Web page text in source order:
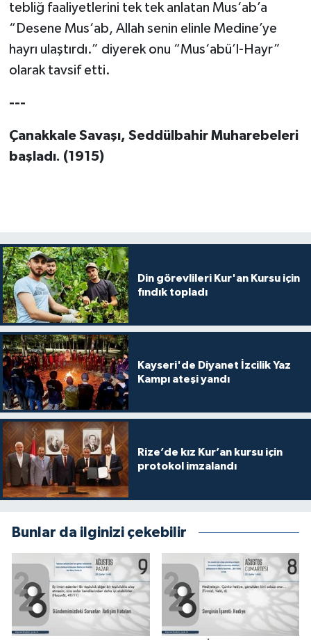
tebliğ faaliyetlerini tek tek anlatan Mus‘ab’a
“Desene Mus‘ab, Allah senin elinle Medine’ye
hayrı ulaştırdı.” diyerek onu “Mus‘abü’l-Hayr”
olarak tavsif etti.
---
Çanakkale Savaşı, Seddülbahir Muharebeleri
başladı. (1915)
Din görevlileri Kur'an Kursu için
fındık topladı
Kayseri'de Diyanet İzcilik Yaz
Kampı ateşi yandı
Rize’de kız Kur’an kursu için
protokol imzalandı
Bunlar da ilginizi çekebilir
Diyarbakır Müftülüğü
Düzce Müftülüğü
Elazığ Müftülüğü
Erzincan Müftülüğü
Gaziantep Müftülüğü
Giresun Müftülüğü
Gümüşhane Müftülüğü
Hakkari Müftülüğü
Hatay Müftülüğü
Iğdır Müftülüğü
Isparta Müftülüğü
İzmir Müftülüğü
Kahramanmaraş Müftülüğü
Karabük Müftülüğü
İhtida Haberleri
YAŞAM